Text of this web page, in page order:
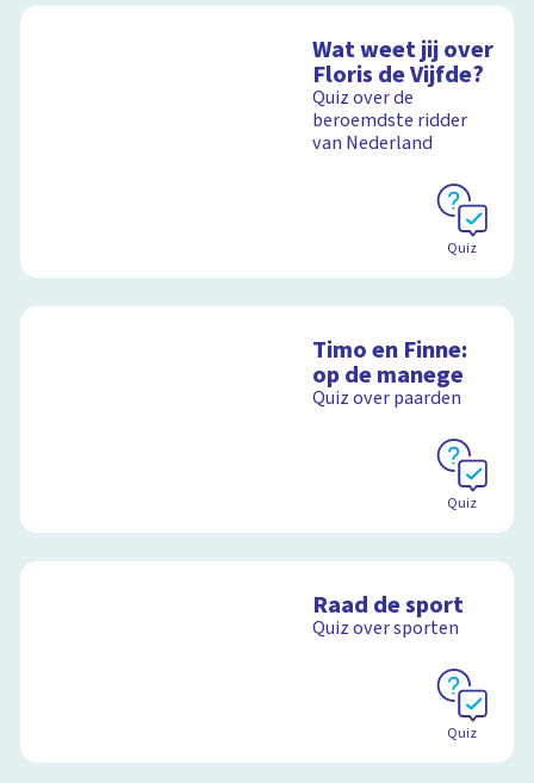
Wat weet jij over
Floris de Vijfde?
Quiz over de
beroemdste ridder
van Nederland
Quiz
Timo en Finne:
op de manege
Quiz over paarden
Quiz
Raad de sport
Quiz over sporten
Quiz